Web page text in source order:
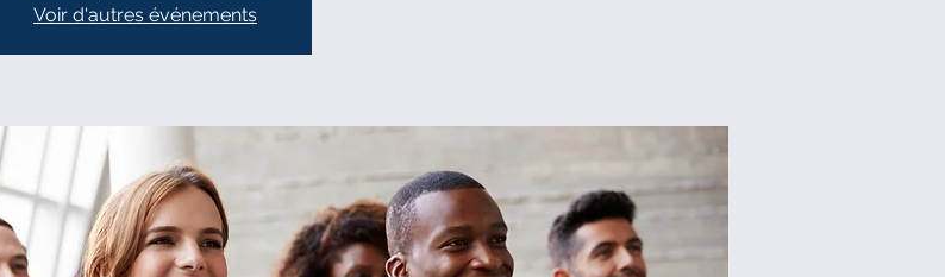
Voir d'autres événements